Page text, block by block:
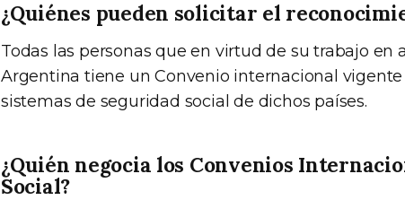
¿Quiénes pueden solicitar el
Todas las personas que en virtud de su trabajo en
Argentina tiene un Convenio internacional
sistemas de seguridad social de dichos países.
¿Quién negocia los Convenios
Social?